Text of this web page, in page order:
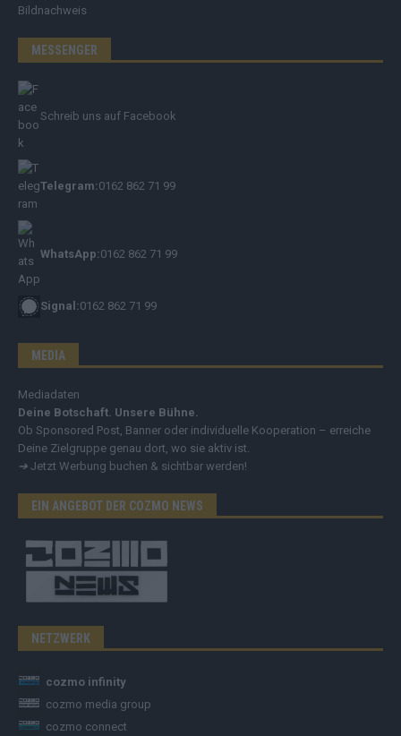
Bildnachweis
MESSENGER
Schreib uns auf Facebook
Telegram:0162 862 71 99
WhatsApp:0162 862 71 99
Signal:0162 862 71 99
MEDIA
Mediadaten
Deine Botschaft. Unsere Bühne.
Ob Sponsored Post, Banner oder individuelle Kooperation – erreiche
Deine Zielgruppe genau dort, wo sie aktiv ist.
➔ Jetzt Werbung buchen & sichtbar werden!
EIN ANGEBOT DER COZMO NEWS
NETZWERK
cozmo infinity
cozmo media group
cozmo connect